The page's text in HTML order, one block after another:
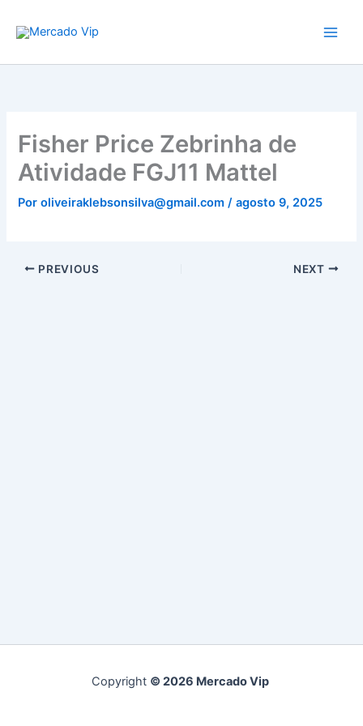
para
conteúdo
Fisher Price Zebrinha de
Atividade FGJ11 Mattel
Poroliveiraklebsonsilva@gmail.com/agosto 9, 2025
PREVIOUS NEXT
Copyright © 2026 Mercado Vip